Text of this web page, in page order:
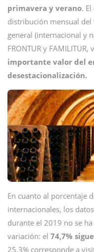
primavera y verano.
distribución mensual
general (internacional y
FRONTUR y
importante valor del
desestacionalización.
En cuanto al porcentaje
internacionales, los
durante el 2019 no se
variación: el 74,7%
25,3% corresponde a